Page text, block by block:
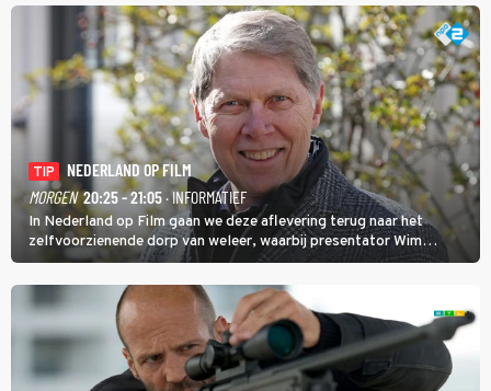
TIP
NEDERLAND OP FILM
MORGEN 20:25 - 21:05· INFORMATIEF
In Nederland op Film gaan we deze aflevering terug naar het
zelfvoorzienende dorp van weleer, waarbij presentator Wim
Daniëls de kijkers meeneemt op reis door de tijd aan de hand van
unieke amateurbeelden uit verschillende decennia. (HH)